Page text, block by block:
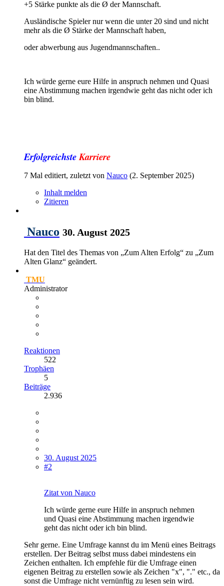
+5 Stärke punkte als die Ø der Mannschaft.
Ausländische Spieler nur wenn die unter 20 sind und nicht
mehr als die Ø Stärke der Mannschaft haben,
oder abwerbung aus Jugendmannschaften..
Ich würde gerne eure Hilfe in anspruch nehmen und Quasi
eine Abstimmung machen irgendwie geht das nicht oder ich
bin blind.
ErfolgreichsteKarriere
7 Mal editiert, zuletzt von Nauco (2. September 2025)
Inhalt melden
Zitieren
Nauco 30. August 2025
Hat den Titel des Themas von „Zum Alten Erfolg“ zu „Zum
Alten Glanz“ geändert.
TMU
Administrator
Reaktionen
522
Trophäen
5
Beiträge
2.936
30. August 2025
#2
Zitat von Nauco
Ich würde gerne eure Hilfe in anspruch nehmen
und Quasi eine Abstimmung machen irgendwie
geht das nicht oder ich bin blind.
Sehr gerne. Eine Umfrage kannst du im Menü eines Beitrags
erstellen. Der Beitrag selbst muss dabei mindestens ein
Zeichen enthalten. Ich empfehle für die Umfrage einen
eigenen Beitrag zu erstellen sowie als Zeichen "x", "." etc., da
sonst die Umfrage nicht vernünftig zu lesen sein wird.